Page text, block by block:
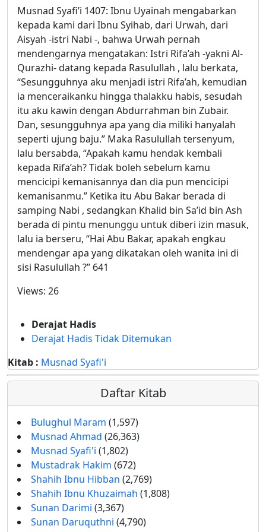
Musnad Syafi’i 1407: Ibnu Uyainah mengabarkan
kepada kami dari Ibnu Syihab, dari Urwah, dari
Aisyah -istri Nabi -, bahwa Urwah pernah
mendengarnya mengatakan: Istri Rifa’ah -yakni Al-
Qurazhi- datang kepada Rasulullah , lalu berkata,
“Sesungguhnya aku menjadi istri Rifa’ah, kemudian
ia menceraikanku hingga thalakku habis, sesudah
itu aku kawin dengan Abdurrahman bin Zubair.
Dan, sesungguhnya apa yang dia miliki hanyalah
seperti ujung baju.” Maka Rasulullah tersenyum,
lalu bersabda, “Apakah kamu hendak kembali
kepada Rifa’ah? Tidak boleh sebelum kamu
mencicipi kemanisannya dan dia pun mencicipi
kemanisanmu.” Ketika itu Abu Bakar berada di
samping Nabi , sedangkan Khalid bin Sa’id bin Ash
berada di pintu menunggu untuk diberi izin masuk,
lalu ia berseru, “Hai Abu Bakar, apakah engkau
mendengar apa yang dikatakan oleh wanita ini di
sisi Rasulullah ?” 641
Views: 26
Derajat Hadis
Derajat Hadis Tidak Ditemukan
Kitab : Musnad Syafi'i
Daftar Kitab
Bulughul Maram (1,597)
Musnad Ahmad (26,363)
Musnad Syafi'i (1,802)
Mustadrak Hakim (672)
Shahih Ibnu Hibban (2,769)
Shahih Ibnu Khuzaimah (1,808)
Sunan Darimi (3,367)
Sunan Daruquthni (4,790)